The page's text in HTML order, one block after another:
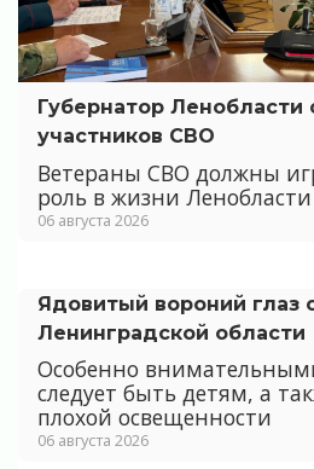
Губернатор Ленобласти
участников СВО
Ветераны СВО должны
роль в жизни Ленобласти
06 августа 2026
Ядовитый вороний глаз
Ленинградской области
Особенно
следует быть детям, а
плохой освещенности
06 августа 2026